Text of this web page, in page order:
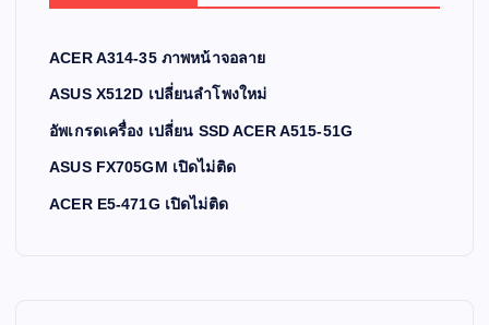
ACER A314-35 ภาพหน้าจอลาย
ASUS X512D เปลี่ยนลำโพงใหม่
อัพเกรดเครื่อง เปลี่ยน SSD ACER A515-51G
ASUS FX705GM เปิดไม่ติด
ACER E5-471G เปิดไม่ติด